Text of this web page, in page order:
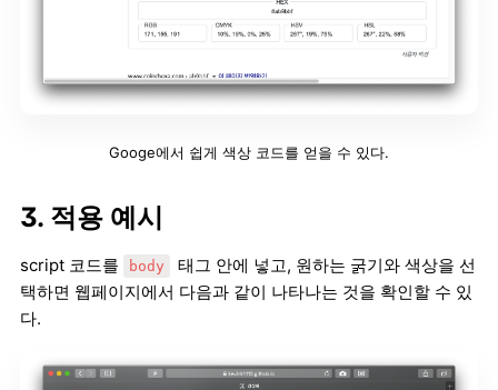
Googe에서 쉽게 색상 코드를 얻을 수 있다.
3. 적용 예시
script 코드를 body
태그 안에 넣고, 원하는 굵기와 색상을 선
택하면 웹페이지에서 다음과 같이 나타나는 것을 확인할 수 있
다.